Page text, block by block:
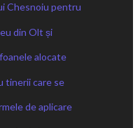
Chesnoiu pentru
din Olt și
alocate
tinerii care se
de aplicare